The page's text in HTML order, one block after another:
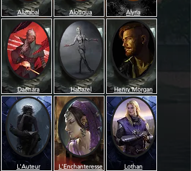
Alizrabal
Daenara
L'Auteur
Alouqua
Habazel
L'Enchanteresse
Alyria
Henry Morgan
Lothan